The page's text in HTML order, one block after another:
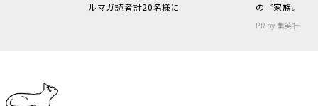
ルマガ読者計20名様に
の〝家族〟
PR by 集英社